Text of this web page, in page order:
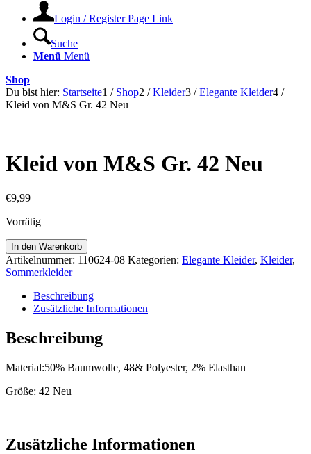
Login / Register Page Link
Suche
Menü Menü
Shop
Du bist hier: Startseite1 / Shop2 / Kleider3 / Elegante Kleider4 /
Kleid von M&S Gr. 42 Neu
Kleid von M&S Gr. 42 Neu
€9,99
Vorrätig
Kleid
von
M&S
Neu
In den Warenkorb
Artikelnummer: 110624-08 Kategorien: Elegante Kleider, Kleider,
Sommerkleider
Beschreibung
Zusätzliche Informationen
Beschreibung
Material:50% Baumwolle, 48& Polyester, 2% Elasthan
Größe: 42 Neu
Zusätzliche Informationen